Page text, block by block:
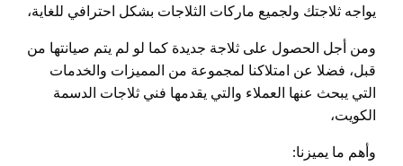
يواجه ثلاجتك ولجميع ماركات الثلاجات بشكل احترافي للغاية،
ومن أجل الحصول على ثلاجة جديدة كما لو لم يتم صيانتها من
قبل، فضلا عن امتلاكنا لمجموعة من المميزات والخدمات
التي يبحث عنها العملاء والتي يقدمها فني ثلاجات الدسمة
الكويت،
وأهم ما يميزنا: